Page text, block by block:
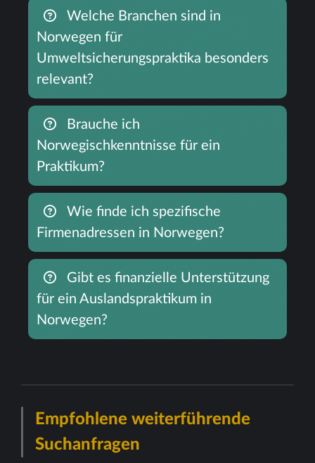
Welche Branchen sind in
Norwegen für
Umweltsicherungspraktika besonders
relevant?
Brauche ich
Norwegischkenntnisse für ein
Praktikum?
Wie finde ich spezifische
Firmenadressen in Norwegen?
Gibt es finanzielle Unterstützung
für ein Auslandspraktikum in
Norwegen?
Empfohlene weiterführende
Suchanfragen